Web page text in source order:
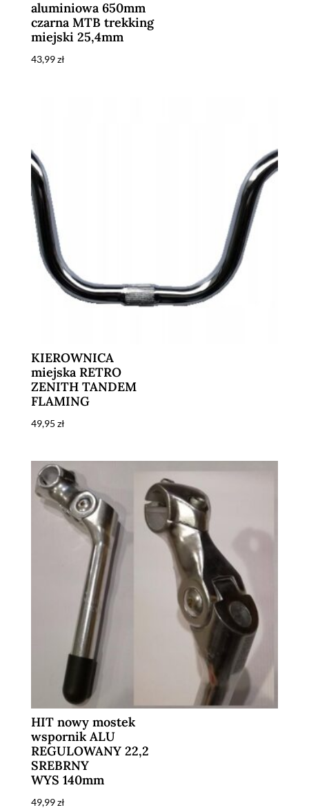
aluminiowa 650mm
czarna MTB trekking
miejski 25,4mm
43,99zł
KIEROWNICA
miejska RETRO
ZENITH TANDEM
FLAMING
49,95 zł
HIT nowy mostek
wspornik ALU
REGULOWANY 22,2
SREBRNY
WYS 140mm
49,99zł